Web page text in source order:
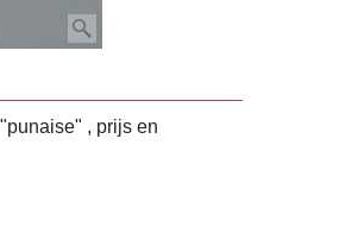
, prijs en